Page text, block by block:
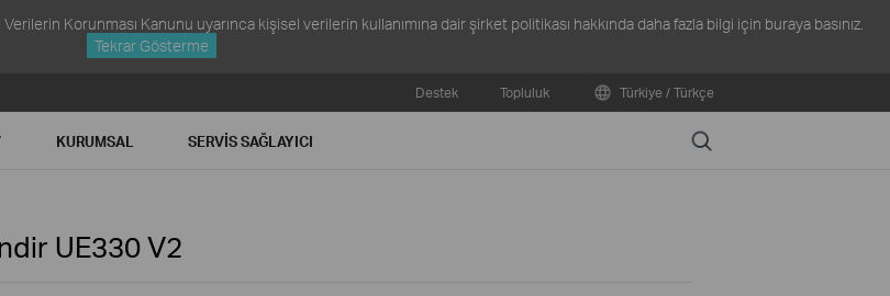
Korunması Kanunu uyarınca kişisel verilerin kullanımına dair şirket politikası hakkında daha fazla bilgi için buraya basınız.
Tekrar Gösterme
Destek Topluluk Türkiye / Türkçe
KURUMSAL SERVIS SAĞLAYICI Search
UE330V2